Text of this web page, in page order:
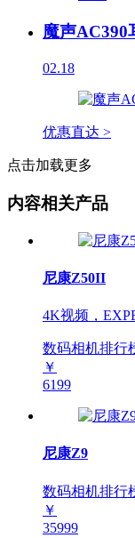
魔声AC390
02.18
优惠直达 >
点击加载更多
内容相关产品
尼康Z50II
4K视频，
数码相机排行
￥
6199
尼康Z9
数码相机排行
￥
35999